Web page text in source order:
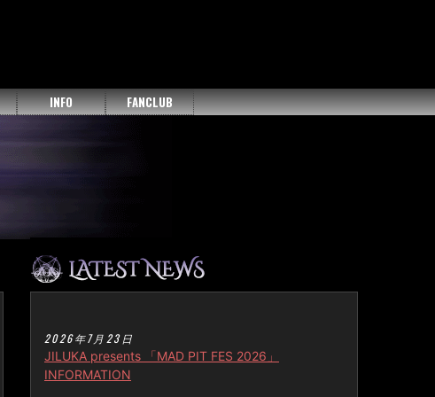
INFO FANCLUB
2026年7月23日
JILUKA presents 「MAD PIT FES 2026」
INFORMATION